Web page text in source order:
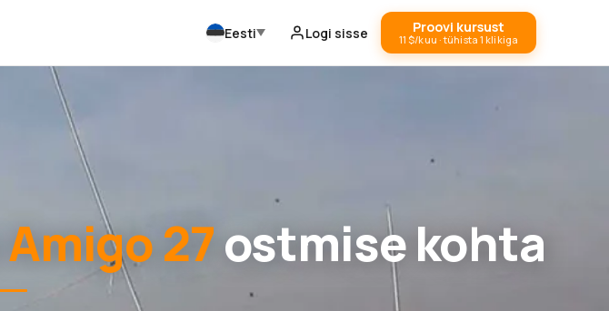
Eesti Logi sisse Proovi kursust
11 $/kuu · tühista 1 klikiga
Amigo 27ostmise kohta